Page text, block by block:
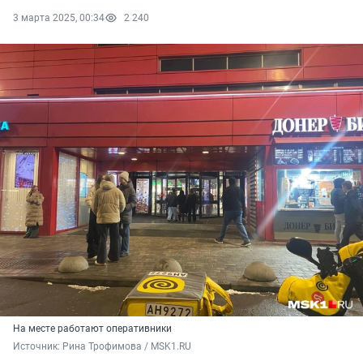
3 марта 2025, 00:34 2 240
На месте работают оперативники
Источник: Рина Трофимова / MSK1.RU